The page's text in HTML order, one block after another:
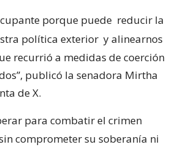
porque puede reducir la
política exterior y alinearnos
recurrió a medidas de coerción
publicó la senadora Mirtha
de X.
para combatir el crimen
comprometer su soberanía ni